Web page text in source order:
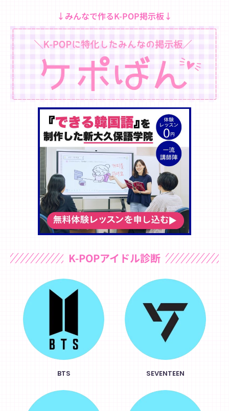
↓みんなで作るK-POP掲示板↓
K-POPアイドル診断
BTS SEVENTEEN